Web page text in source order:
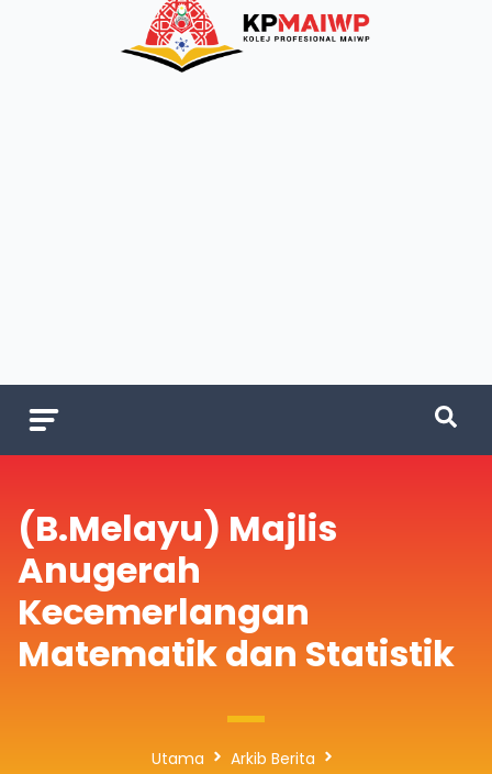
(B.Melayu) Majlis
Anugerah
Kecemerlangan
Matematik dan Statistik
Utama
Arkib Berita